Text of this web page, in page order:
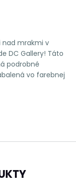
nad mrakmi v
DC Gallery! Táto
podrobné
vo farebnej